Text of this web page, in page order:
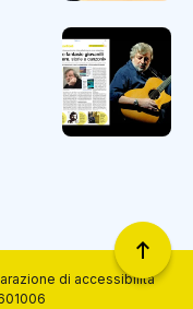
di accessibilità